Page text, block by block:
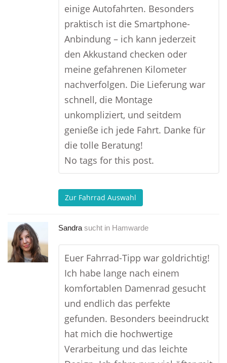
einige Autofahrten. Besonders
praktisch ist die Smartphone-
Anbindung – ich kann jederzeit
den Akkustand checken oder
meine gefahrenen Kilometer
nachverfolgen. Die Lieferung war
schnell, die Montage
unkompliziert, und seitdem
genieße ich jede Fahrt. Danke für
die tolle Beratung!
No tags for this post.
Zur Fahrrad Auswahl
Sandra sucht in Hamwarde
Euer Fahrrad-Tipp war goldrichtig!
Ich habe lange nach einem
komfortablen Damenrad gesucht
und endlich das perfekte
gefunden. Besonders beeindruckt
hat mich die hochwertige
Verarbeitung und das leichte